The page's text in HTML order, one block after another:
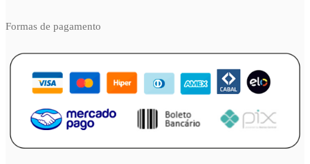
Formas de pagamento